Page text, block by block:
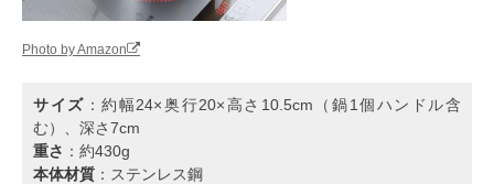
Photo by Amazon
サイズ ：約幅24×奥行20×高さ10.5cm（鍋1個ハンドル含
む）、深さ7cm
重さ ：約430g
本体材質 ：ステンレス鋼